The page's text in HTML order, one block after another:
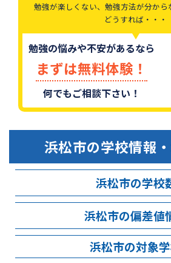
勉強が楽しくない、勉強方法が分から
どうすれば・・・
勉強の悩みや不安があるなら
まずは無料体験！
何でもご相談下さい！
浜松市の学校情報
浜松市の学校
浜松市の偏差値
浜松市の対象